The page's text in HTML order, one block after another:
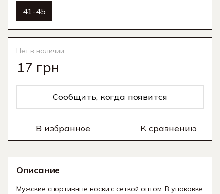
41-45
Нет в наличии
17 грн
Сообщить, когда появится
В избранное К сравнению
Описание
Мужские спортивные носки с сеткой оптом. В упаковке